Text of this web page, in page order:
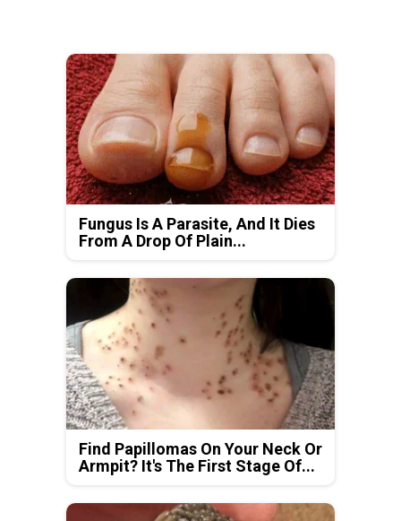
Fungus Is A Parasite, And It Dies
From A Drop Of Plain...
Find Papillomas On Your Neck Or
Armpit? It's The First Stage Of...